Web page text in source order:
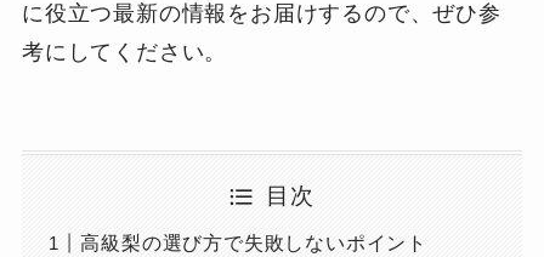
に役立つ最新の情報をお届けするので、ぜひ参
考にしてください。
目次
高級梨の選び方で失敗しないポイント